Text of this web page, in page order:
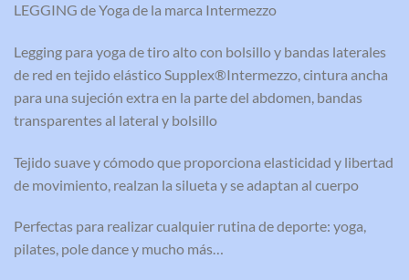
LEGGING de Yoga de la marca Intermezzo
Legging para yoga de tiro alto con bolsillo y bandas laterales
de red en tejido elástico Supplex®Intermezzo, cintura ancha
para una sujeción extra en la parte del abdomen, bandas
transparentes al lateral y bolsillo
Tejido suave y cómodo que proporciona elasticidad y libertad
de movimiento, realzan la silueta y se adaptan al cuerpo
Perfectas para realizar cualquier rutina de deporte: yoga,
pilates, pole dance y mucho más…